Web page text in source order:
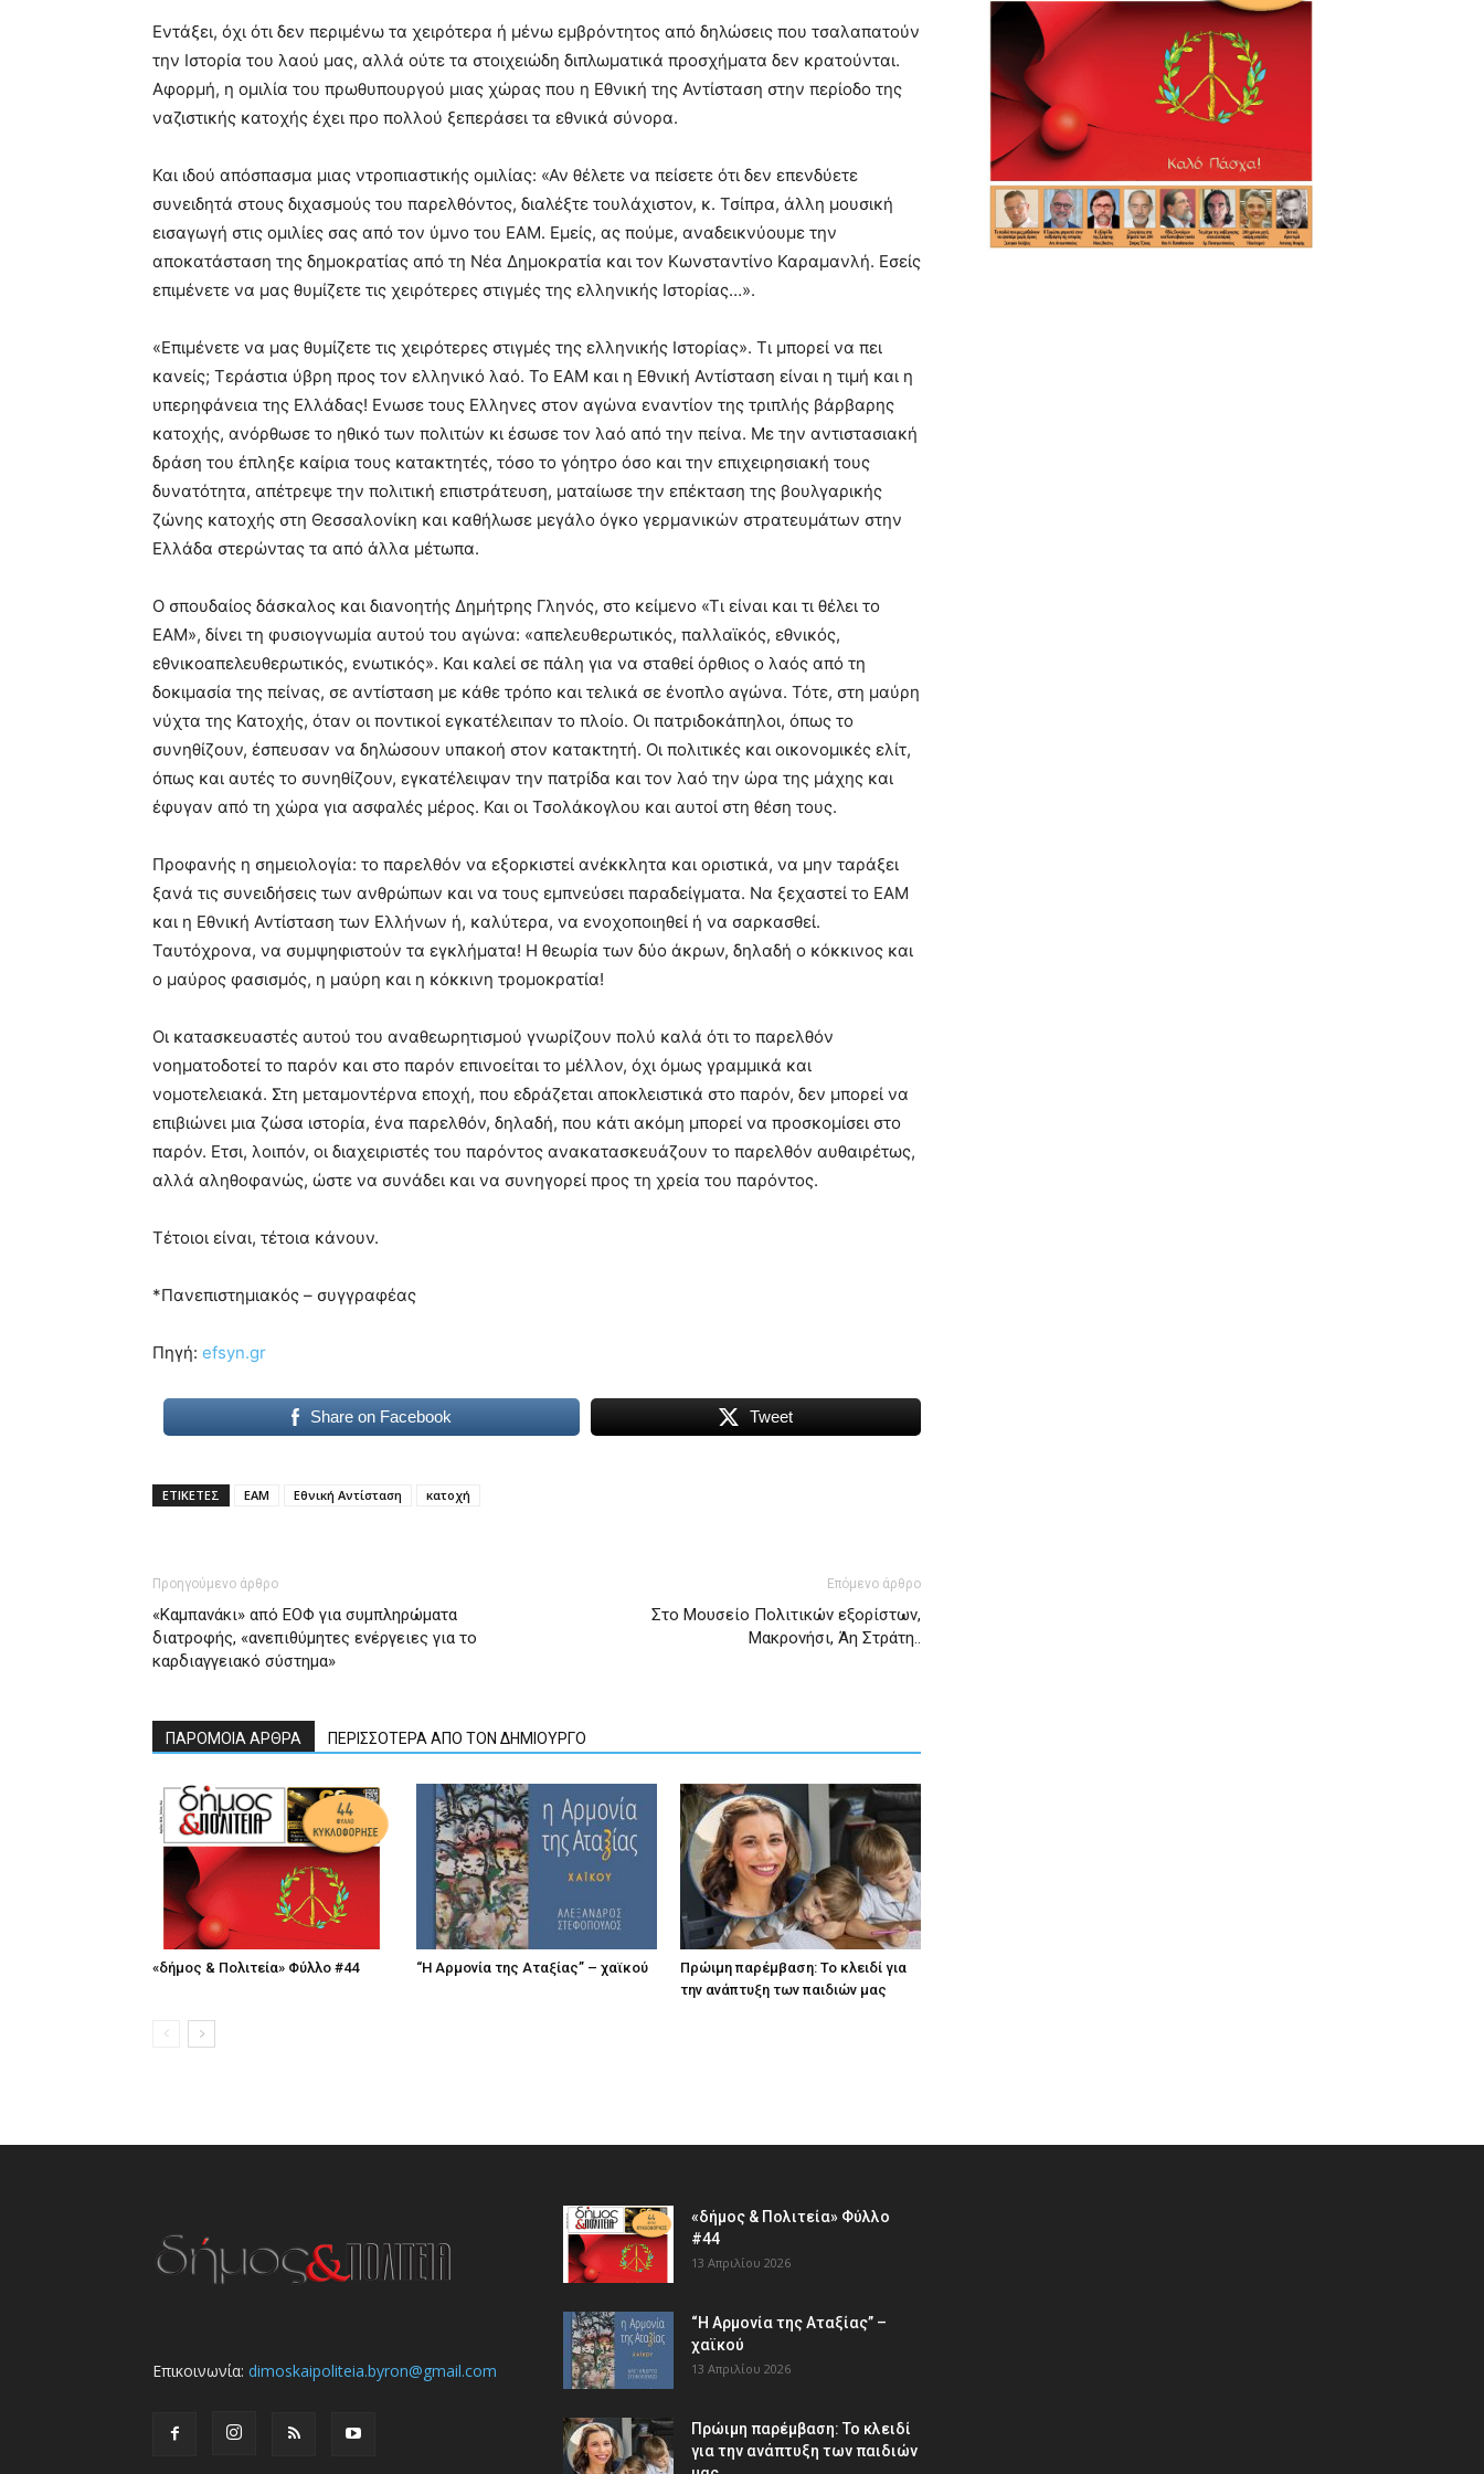
hot
cam
show.desi
brandi
teaches
you
meaning
of
pain.
hd
Εντάξει, όχι ότι δεν περιμένω τα χειρότερα ή μένω εμβρόντητος από δηλώσεις που τσαλαπατούν
την Ιστορία του λαού μας, αλλά ούτε τα στοιχειώδη διπλωματικά προσχήματα δεν κρατούνται.
Αφορμή, η ομιλία του πρωθυπουργού μιας χώρας που η Εθνική της Αντίσταση στην περίοδο της
ναζιστικής κατοχής έχει προ πολλού ξεπεράσει τα εθνικά σύνορα.
Και ιδού απόσπασμα μιας ντροπιαστικής ομιλίας: «Αν θέλετε να πείσετε ότι δεν επενδύετε
συνειδητά στους διχασμούς του παρελθόντος, διαλέξτε τουλάχιστον, κ. Τσίπρα, άλλη μουσική
εισαγωγή στις ομιλίες σας από τον ύμνο του ΕΑΜ. Εμείς, ας πούμε, αναδεικνύουμε την
αποκατάσταση της δημοκρατίας από τη Νέα Δημοκρατία και τον Κωνσταντίνο Καραμανλή. Εσείς
επιμένετε να μας θυμίζετε τις χειρότερες στιγμές της ελληνικής Ιστορίας…».
«Επιμένετε να μας θυμίζετε τις χειρότερες στιγμές της ελληνικής Ιστορίας». Τι μπορεί να πει
κανείς; Τεράστια ύβρη προς τον ελληνικό λαό. Το ΕΑΜ και η Εθνική Αντίσταση είναι η τιμή και η
υπερηφάνεια της Ελλάδας! Ενωσε τους Ελληνες στον αγώνα εναντίον της τριπλής βάρβαρης
κατοχής, ανόρθωσε το ηθικό των πολιτών κι έσωσε τον λαό από την πείνα. Με την αντιστασιακή
δράση του έπληξε καίρια τους κατακτητές, τόσο το γόητρο όσο και την επιχειρησιακή τους
δυνατότητα, απέτρεψε την πολιτική επιστράτευση, ματαίωσε την επέκταση της βουλγαρικής
ζώνης κατοχής στη Θεσσαλονίκη και καθήλωσε μεγάλο όγκο γερμανικών στρατευμάτων στην
Ελλάδα στερώντας τα από άλλα μέτωπα.
Ο σπουδαίος δάσκαλος και διανοητής Δημήτρης Γληνός, στο κείμενο «Τι είναι και τι θέλει το
ΕΑΜ», δίνει τη φυσιογνωμία αυτού του αγώνα: «απελευθερωτικός, παλλαϊκός, εθνικός,
εθνικοαπελευθερωτικός, ενωτικός». Και καλεί σε πάλη για να σταθεί όρθιος ο λαός από τη
δοκιμασία της πείνας, σε αντίσταση με κάθε τρόπο και τελικά σε ένοπλο αγώνα. Τότε, στη μαύρη
νύχτα της Κατοχής, όταν οι ποντικοί εγκατέλειπαν το πλοίο. Οι πατριδοκάπηλοι, όπως το
συνηθίζουν, έσπευσαν να δηλώσουν υπακοή στον κατακτητή. Οι πολιτικές και οικονομικές ελίτ,
όπως και αυτές το συνηθίζουν, εγκατέλειψαν την πατρίδα και τον λαό την ώρα της μάχης και
έφυγαν από τη χώρα για ασφαλές μέρος. Και οι Τσολάκογλου και αυτοί στη θέση τους.
Προφανής η σημειολογία: το παρελθόν να εξορκιστεί ανέκκλητα και οριστικά, να μην ταράξει
ξανά τις συνειδήσεις των ανθρώπων και να τους εμπνεύσει παραδείγματα. Να ξεχαστεί το ΕΑΜ
και η Εθνική Αντίσταση των Ελλήνων ή, καλύτερα, να ενοχοποιηθεί ή να σαρκασθεί.
Ταυτόχρονα, να συμψηφιστούν τα εγκλήματα! Η θεωρία των δύο άκρων, δηλαδή ο κόκκινος και
ο μαύρος φασισμός, η μαύρη και η κόκκινη τρομοκρατία!
Οι κατασκευαστές αυτού του αναθεωρητισμού γνωρίζουν πολύ καλά ότι το παρελθόν
νοηματοδοτεί το παρόν και στο παρόν επινοείται το μέλλον, όχι όμως γραμμικά και
νομοτελειακά. Στη μεταμοντέρνα εποχή, που εδράζεται αποκλειστικά στο παρόν, δεν μπορεί να
επιβιώνει μια ζώσα ιστορία, ένα παρελθόν, δηλαδή, που κάτι ακόμη μπορεί να προσκομίσει στο
παρόν. Ετσι, λοιπόν, οι διαχειριστές του παρόντος ανακατασκευάζουν το παρελθόν αυθαιρέτως,
αλλά αληθοφανώς, ώστε να συνάδει και να συνηγορεί προς τη χρεία του παρόντος.
Τέτοιοι είναι, τέτοια κάνουν.
*Πανεπιστημιακός – συγγραφέας
Πηγή: efsyn.gr
Share on Facebook Tweet
ΕΤΙΚΕΤΕΣ ΕΑΜ Εθνική Αντίσταση κατοχή
Προηγούμενο άρθρο
«Καμπανάκι» από ΕΟΦ για συμπληρώματα
διατροφής, «ανεπιθύμητες ενέργειες για το
καρδιαγγειακό σύστημα»
Επόμενο άρθρο
Στο Μουσείο Πολιτικών εξορίστων,
Μακρονήσι, Άη Στράτη..
ΠΑΡΟΜΟΙΑ ΑΡΘΡΑ ΠΕΡΙΣΣΟΤΕΡΑ ΑΠΟ ΤΟΝ ΔΗΜΙΟΥΡΓΟ
«δήμος & Πολιτεία» Φύλλο #44 “Η Αρμονία της Αταξίας” – χαϊκού
Πρώιμη παρέμβαση: Το κλειδί για
την ανάπτυξη των παιδιών µας
Επικοινωνία: dimoskaipoliteia.byron@gmail.com
«δήμος & Πολιτεία» Φύλλο
#44
13 Απριλίου 2026
“Η Αρμονία της Αταξίας” –
χαϊκού
13 Απριλίου 2026
Πρώιμη παρέμβαση: Το κλειδί
για την ανάπτυξη των παιδιών